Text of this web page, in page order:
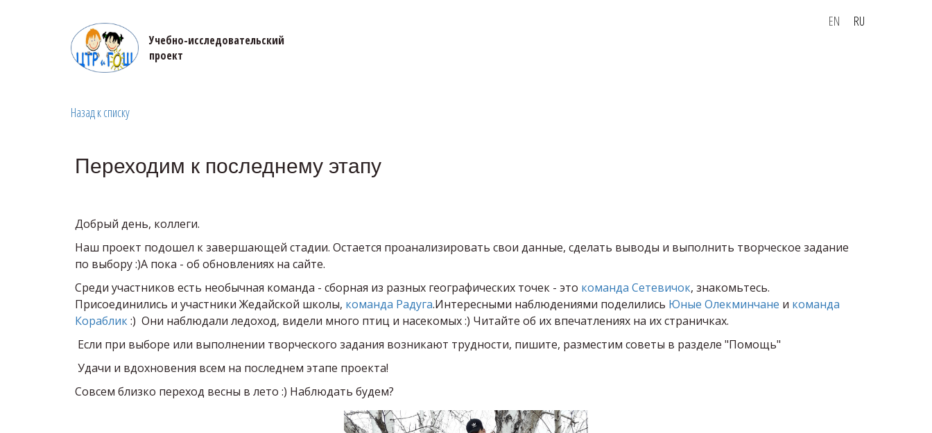
Учебно-исследовательский
проект
EN RU
Назад к списку
Переходим к последнему этапу
Добрый день, коллеги.
Наш проект подошел к завершающей стадии. Остается проанализировать свои данные, сделать выводы и выполнить творческое задание
по выбору :)А пока - об обновлениях на сайте.
Среди участников есть необычная команда - сборная из разных географических точек - это команда Сетевичок, знакомьтесь.
Присоединились и участники Жедайской школы, команда Радуга.Интересными наблюдениями поделились Юные Олекминчане и команда
Кораблик:) Они наблюдали ледоход, видели много птиц и насекомых :) Читайте об их впечатлениях на их страничках.
Если при выборе или выполнении творческого задания возникают трудности, пишите, разместим советы в разделе "Помощь"
Удачи и вдохновения всем на последнем этапе проекта!
Совсем близко переход весны в лето :) Наблюдать будем?